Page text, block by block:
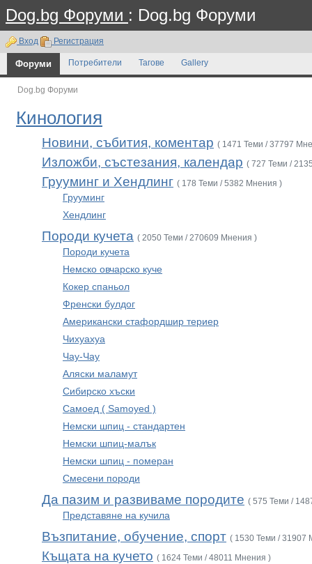
Dog.bg Форуми : Dog.bg Форуми
Вход Регистрация
Форуми Потребители Тагове Gallery
Dog.bg Форуми
Кинология
Новини, събития, коментар ( 1471 Теми / 37797
Изложби, състезания, календар ( 727 Теми /
Грууминг и Хендлинг ( 178 Теми / 5382 Мнения )
Грууминг
Хендлинг
Породи кучета ( 2050 Теми / 270609 Мнения )
Породи кучета
Немско овчарско куче
Кокер спаньол
Френски булдог
Американски стафордшир териер
Чихуахуа
Чау-Чау
Аляски маламут
Сибирско хъски
Самоед ( Samoyed )
Немски шпиц - стандартен
Немски шпиц-малък
Немски шпиц - померан
Смесени породи
Да пазим и развиваме породите ( 575 Теми /
Представяне на кучила
Възпитание, обучение, спорт ( 1530 Теми / 31907
Къщата на кучето ( 1624 Теми / 48011 Мнения )